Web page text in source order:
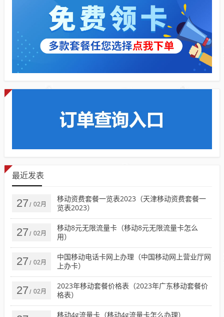
最近发表
27 / 02月
移动资费套餐一览表2023（天津移动资费套餐一
览表2023）
27 / 02月
移动8元无限流量卡（移动8元无限流量卡怎么
用）
27 / 02月
中国移动电话卡网上办理（中国移动网上营业厅网
上办卡）
27 / 02月
2023年移动套餐价格表（2023年广东移动套餐价
格表）
移动4g流量卡（移动4g流量卡怎么办理）